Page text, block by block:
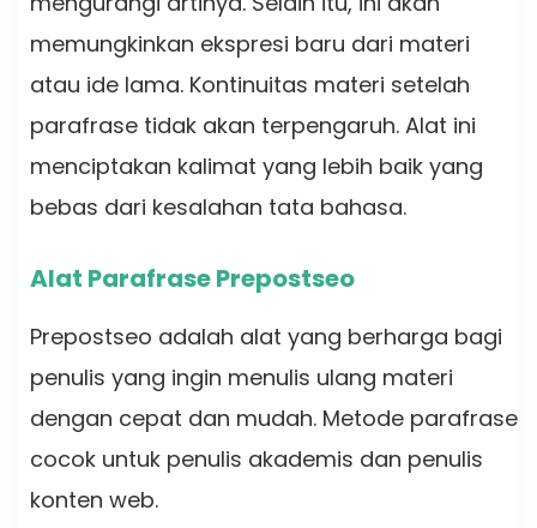
memungkinkan ekspresi baru dari materi
atau ide lama. Kontinuitas materi setelah
parafrase tidak akan terpengaruh. Alat ini
menciptakan kalimat yang lebih baik yang
bebas dari kesalahan tata bahasa.
Alat Parafrase Prepostseo
Prepostseo adalah alat yang berharga bagi
penulis yang ingin menulis ulang materi
dengan cepat dan mudah. Metode parafrase
cocok untuk penulis akademis dan penulis
konten web.